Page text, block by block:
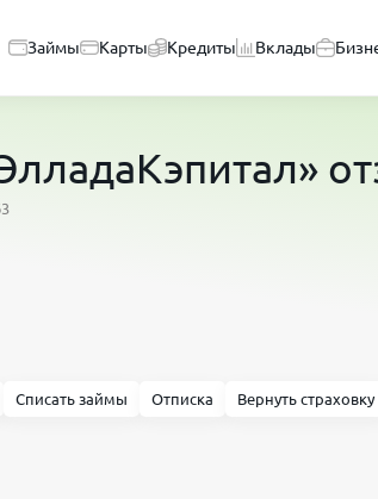
Займы Карты Кредиты Вклады
Списать займы Отписка Вернуть страховку